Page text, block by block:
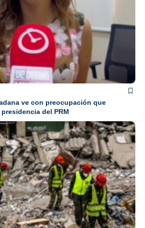
ve con preocupación que
del PRM